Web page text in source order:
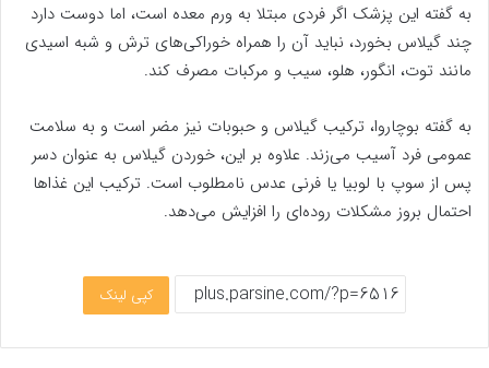
به گفته این پزشک اگر فردی مبتلا به ورم معده است، اما دوست دارد
چند گیلاس بخورد، نباید آن را همراه خوراکی‌های ترش و شبه اسیدی
مانند توت، انگور، هلو، سیب و مرکبات مصرف کند.
به گفته بوچاروا، ترکیب گیلاس و حبوبات نیز مضر است و به سلامت
عمومی فرد آسیب می‌زند. علاوه بر این، خوردن گیلاس به عنوان دسر
پس از سوپ با لوبیا یا فرنی عدس نامطلوب است. ترکیب این غذاها
احتمال بروز مشکلات روده‌ای را افزایش می‌دهد.
کپی لینک